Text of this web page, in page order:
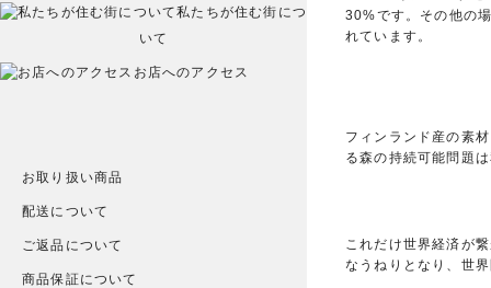
30%です。その他の
れています。
フィンランド産の素
る森の持続可能問題
これだけ世界経済が
なうねりとなり、世
私たちが住む街につ
いて
お店へのアクセス
お取り扱い商品
配送について
ご返品について
商品保証について